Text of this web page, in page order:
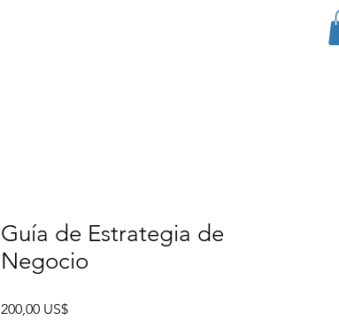
Guía de Estrategia de
Negocio
200,00 US$Precio